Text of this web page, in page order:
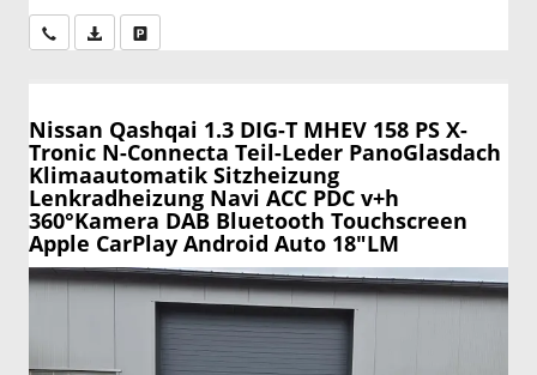
Wir rufen Sie anPDF-Datei, Fahrzeugexposé drucken
Nissan Qashqai 1.3 DIG-T MHEV 158 PS X-
Tronic N-Connecta Teil-Leder PanoGlasdach
Klimaautomatik Sitzheizung
Lenkradheizung Navi ACC PDC v+h
360°Kamera DAB Bluetooth Touchscreen
Apple CarPlay Android Auto 18"LM